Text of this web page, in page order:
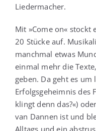
Liedermacher.
Mit »Come on« stockt
20 Stü­cke auf.
manch­mal etwas
ein­mal mehr die
geben. Da geht es
Erfolgs­ge­heim­nis des
klingt denn das?«)
van Dan­nen ist und